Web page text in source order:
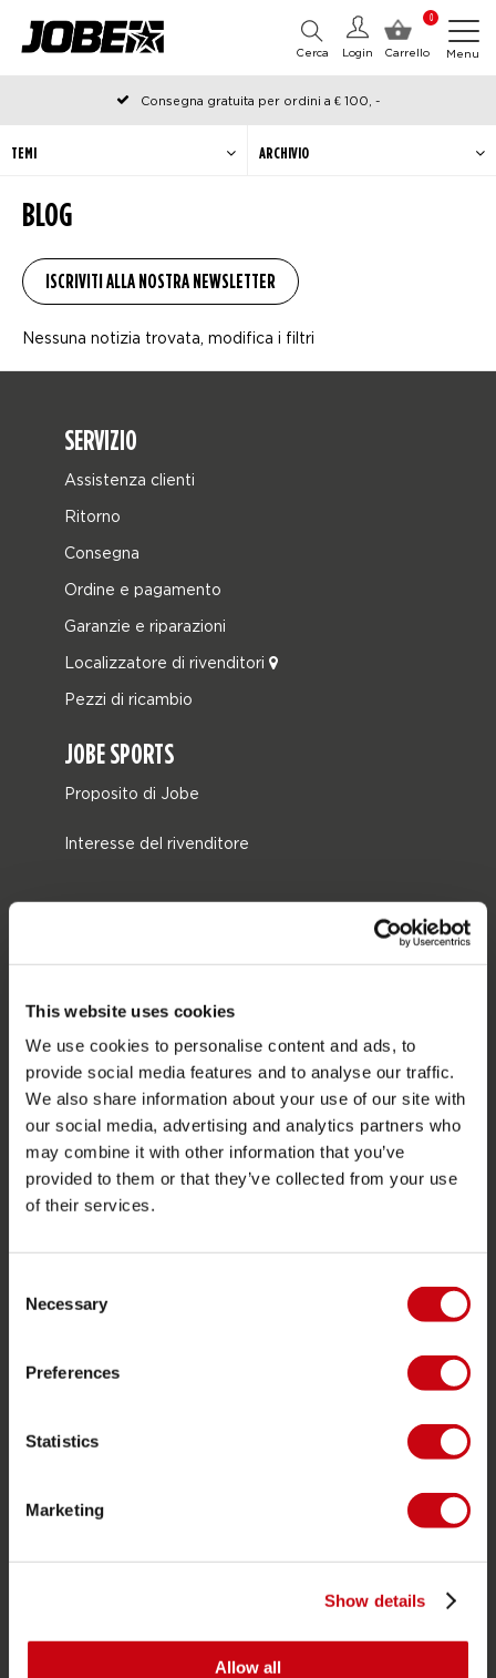
This website uses cookies
We use cookies to personalise content and ads, to
provide social media features and to analyse our traffic.
We also share information about your use of our site with
our social media, advertising and analytics partners who
may combine it with other information that you’ve
provided to them or that they’ve collected from your use
of their services.
Selection
Necessary
Preferences
Statistics
Marketing
Show details
Allow all
0
Carrello
Login
Cerca Menu
Consegna gratuita per ordini a € 100, -
Ordinato prima delle 12:00 nei giorni lavorativi, spedito lo stesso
giorno
BLOG
TEMI ARCHIVIO
Nessuna notizia trovata, modifica i filtri
SERVIZIO
Assistenza clienti
Ritorno
Consegna
Ordine e pagamento
Garanzie e riparazioni
Localizzatore di rivenditori
Pezzi di ricambio
JOBE SPORTS
Proposito di Jobe
Interesse del rivenditore
Giubotti salvataggio
SUP
Mute
Kayaks
Wake
Borse